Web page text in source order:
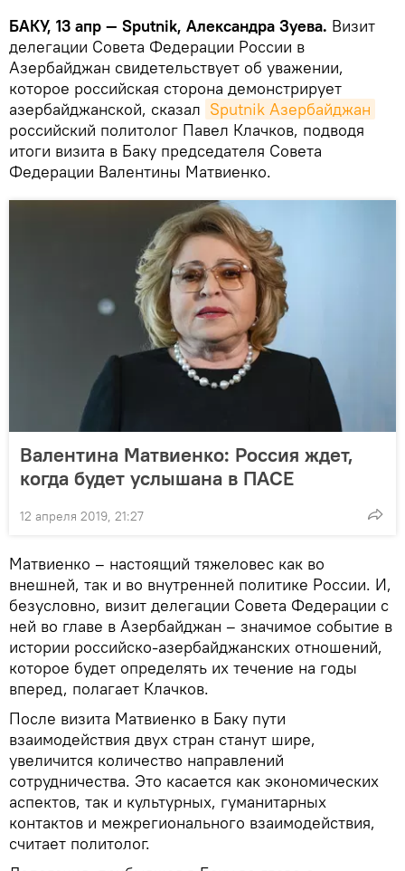
БАКУ, 13 апр — Sputnik, Александра Зуева. Визит
делегации Совета Федерации России в
Азербайджан свидетельствует об уважении,
которое российская сторона демонстрирует
азербайджанской, сказал Sputnik Азербайджан
российский политолог Павел Клачков, подводя
итоги визита в Баку председателя Совета
Федерации Валентины Матвиенко.
Валентина Матвиенко: Россия ждет,
когда будет услышана в ПАСЕ
12 апреля 2019, 21:27
Матвиенко – настоящий тяжеловес как во
внешней, так и во внутренней политике России. И,
безусловно, визит делегации Совета Федерации с
ней во главе в Азербайджан – значимое событие в
истории российско-азербайджанских отношений,
которое будет определять их течение на годы
вперед, полагает Клачков.
После визита Матвиенко в Баку пути
взаимодействия двух стран станут шире,
увеличится количество направлений
сотрудничества. Это касается как экономических
аспектов, так и культурных, гуманитарных
контактов и межрегионального взаимодействия,
считает политолог.